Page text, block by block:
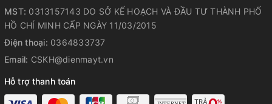
MST: 0313157143 DO SỞ KẾ HOẠCH VÀ ĐẦU TƯ THÀNH PHỐ
HỒ CHÍ MINH CẤP NGÀY 11/03/2015
Điện thoại: 0364833737
Email: CSKH@dienmayt.vn
Hỗ trợ thanh toán